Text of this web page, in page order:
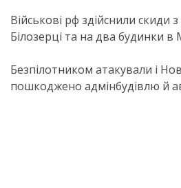
Військові рф здійснили скиди
Білозерці та на два будинки
Безпілотником атакували і
пошкоджено адмінбудівлю й